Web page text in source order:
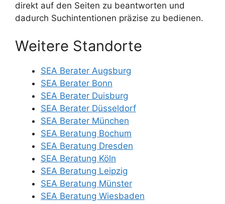
direkt auf den Seiten zu beantworten und
dadurch Suchintentionen präzise zu bedienen.
Weitere Standorte
SEA Berater Augsburg
SEA Berater Bonn
SEA Berater Duisburg
SEA Berater Düsseldorf
SEA Berater München
SEA Beratung Bochum
SEA Beratung Dresden
SEA Beratung Köln
SEA Beratung Leipzig
SEA Beratung Münster
SEA Beratung Wiesbaden